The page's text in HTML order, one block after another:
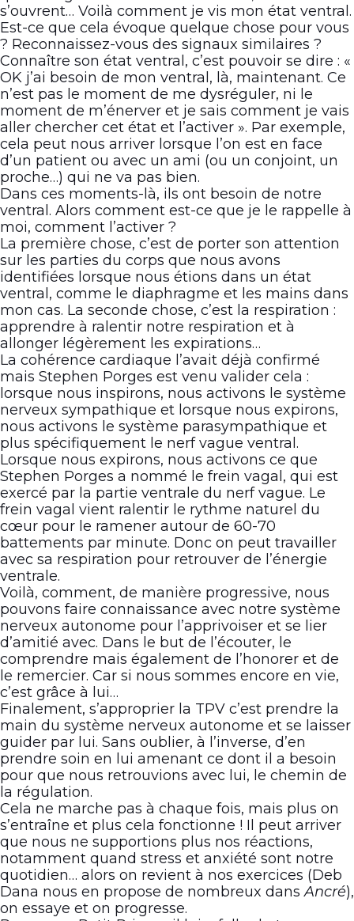
s’ouvrent… Voilà comment je vis mon état ventral.
Est-ce que cela évoque quelque chose pour vous
? Reconnaissez-vous des signaux similaires ?
Connaître son état ventral, c’est pouvoir se dire : «
OK j’ai besoin de mon ventral, là, maintenant. Ce
n’est pas le moment de me dysréguler, ni le
moment de m’énerver et je sais comment je vais
aller chercher cet état et l’activer ». Par exemple,
cela peut nous arriver lorsque l’on est en face
d’un patient ou avec un ami (ou un conjoint, un
proche…) qui ne va pas bien.
Dans ces moments-là, ils ont besoin de notre
ventral. Alors comment est-ce que je le rappelle à
moi, comment l’activer ?
La première chose, c’est de porter son attention
sur les parties du corps que nous avons
identifiées lorsque nous étions dans un état
ventral, comme le diaphragme et les mains dans
mon cas. La seconde chose, c’est la respiration :
apprendre à ralentir notre respiration et à
allonger légèrement les expirations…
La cohérence cardiaque l’avait déjà confirmé
mais Stephen Porges est venu valider cela :
lorsque nous inspirons, nous activons le système
nerveux sympathique et lorsque nous expirons,
nous activons le système parasympathique et
plus spécifiquement le nerf vague ventral.
Lorsque nous expirons, nous activons ce que
Stephen Porges a nommé le frein vagal, qui est
exercé par la partie ventrale du nerf vague. Le
frein vagal vient ralentir le rythme naturel du
cœur pour le ramener autour de 60-70
battements par minute. Donc on peut travailler
avec sa respiration pour retrouver de l’énergie
ventrale.
Voilà, comment, de manière progressive, nous
pouvons faire connaissance avec notre système
nerveux autonome pour l’apprivoiser et se lier
d’amitié avec. Dans le but de l’écouter, le
comprendre mais également de l’honorer et de
le remercier. Car si nous sommes encore en vie,
c’est grâce à lui…
Finalement, s’approprier la TPV c’est prendre la
main du système nerveux autonome et se laisser
guider par lui. Sans oublier, à l’inverse, d’en
prendre soin en lui amenant ce dont il a besoin
pour que nous retrouvions avec lui, le chemin de
la régulation.
Cela ne marche pas à chaque fois, mais plus on
s’entraîne et plus cela fonctionne ! Il peut arriver
que nous ne supportions plus nos réactions,
notamment quand stress et anxiété sont notre
quotidien… alors on revient à nos exercices (Deb
Dana nous en propose de nombreux dansAncré),
on essaye et on progresse.